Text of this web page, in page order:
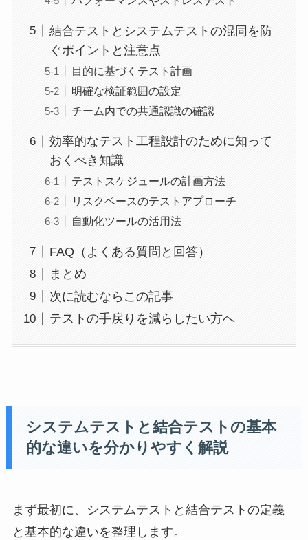
結合テストとシステムテストの混同を防
ぐポイントと注意点
目的に基づくテスト計画
明確な検証範囲の設定
チーム内での共通認識の確認
効率的なテスト工程設計のために知って
おくべき知識
テストスケジュールの計画方法
リスクベースのテストアプローチ
自動化ツールの活用法
FAQ（よくある質問と回答）
まとめ
次に読むならこの記事
テストの手戻りを減らしたい方へ
システムテストと結合テストの基本
的な違いを分かりやすく解説
まず最初に、システムテストと結合テストの定義
と基本的な違いを整理します。